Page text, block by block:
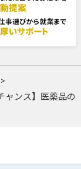
ャンス】医薬品の